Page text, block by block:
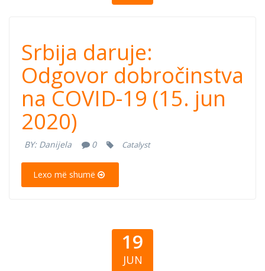
Srbija daruje:
Odgovor
dobročinstva na
COVID-19 (15.
jun 2020)
Srbija daruje:
Odgovor dobročinstva
na COVID-19 (15. jun
2020)
BY: Danijela 0 Catalyst
Lexo më shumë
19
JUN